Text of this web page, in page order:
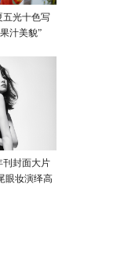
五光十色写
汁美貌”
刊封面大片
眼妆演绎高